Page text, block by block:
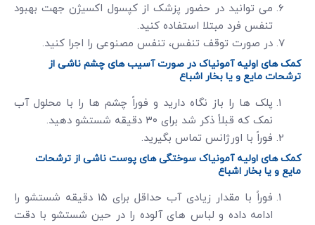
می توانید در حضور پزشک از کپسول اکسیژن جهت بهبود
تنفس فرد مبتلا استفاده کنید.
در صورت توقف تنفس، تنفس مصنوعی را اجرا کنید.
کمک های اولیه آمونیاک در صورت آسیب های چشم ناشی از
ترشحات مایع و یا بخار اشباع
پلک ها را باز نگاه دارید و فوراً چشم ها را با محلول آب
نمک که قبلاً ذکر شد برای ۳۰ دقیقه شستشو دهید.
فوراً با اورژانس تماس بگیرید.
کمک های اولیه آمونیاک سوختگی های پوست ناشی از ترشحات
مایع و یا بخار اشباع
فوراً با مقدار زیادی آب حداقل برای ۱۵ دقیقه شستشو را
ادامه داده و لباس های آلوده را در حین شستشو با دقت